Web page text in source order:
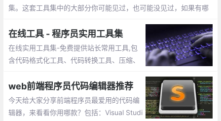
集。这套工具集中的大部分你可能见过，也可能没见过，如果有哪
类的资源，所以这里我将它们分组整理。
在线工具 - 程序员实用工具集
在线实用工具集-免费提供站长常用工具,包
含代码格式化工具、代码转换工具、压缩、
无忧。
web前端程序员代码编辑器推荐
今天给大家分享前端程序员最爱用的代码编
辑器，来看看你用哪款？包括：Visual Studi